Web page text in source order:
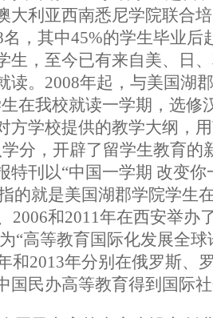
大利亚西南悉尼学院联合
，其中45%的学生毕业后
生，至今已有来自美、日
读。2008年起，与美国湖
在我校就读一学期，选修
方学校提供的教学大纲，
分，开辟了留学生教育的
特刊以“中国一学期 改变
的就是美国湖郡学院学生
2006和2011年在西安举办
“高等教育国际化发展全球
和2013年分别在俄罗斯、
国民办高等教育得到国际